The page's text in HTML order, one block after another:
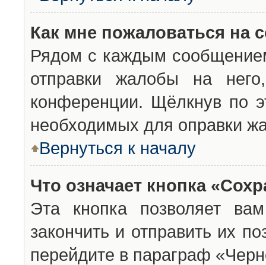
Как мне пожаловаться на
Рядом с каждым
отправки жалобы на
конференции. Щёлкнув по
необходимых для оправки
Вернуться к началу
Что означает кнопка
Эта кнопка позволяет
закончить и отправить их
перейдите в параграф